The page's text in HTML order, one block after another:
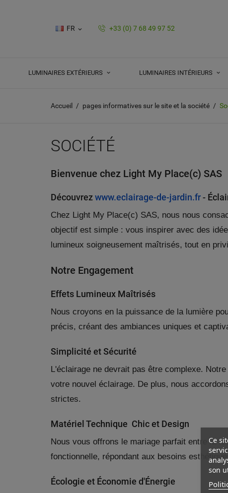
FR  +33 (0) 7 68 49 97 52
LUMINAIRES EXTÉRIEURS LUMINAIRES INTÉRIEURS
Accueil pages informatives sur le site et la société
SOCIÉTÉ
Bienvenue chez Light My Place(c) SAS
Découvrezwww.eclairage-de-jardin.fr-
Chez Light My Place(c) SAS, nous nous
objectif est simple : vous inspirer avec des
lumineux soigneusement maîtrisés, tout en
Notre Engagement
Effets Lumineux Maîtrisés
Nous croyons en la puissance de la lumière
précis, créant des ambiances uniques et
Simplicité et Sécurité
L'éclairage ne devrait pas être complexe.
votre nouvel éclairage. De plus, nous
strictes.
Matériel Technique Chic et Design
Nous vous offrons le mariage parfait entre la
fonctionnelle, répondant aux besoins
Écologie et Économie d'Énergie
Ce
son